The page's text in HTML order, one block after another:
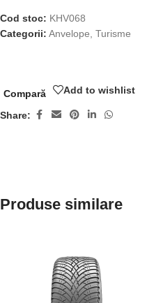
Cod stoc: KHV068
Categorii: Anvelope Turisme
Compară Add to wishlist
Share:
Produse similare